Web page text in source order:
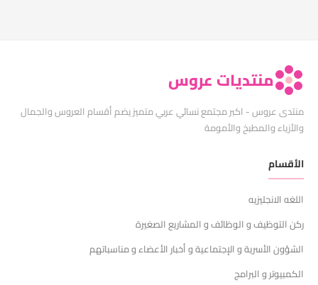
منتديات عروس
منتدى عروس - اكبر مجتمع نسائي عربي متميز يضم أقسام العروس والجمال
والأزياء والمطبخ والأمومة
الأقسام
اللغه الانجليزيه
ركن التوظيف و الوظائف و المشاريع الصغيرة
الشؤون الأسرية و الإجتماعية و أخبار الأعضاء و مناسباتهم
الكمبيوتر و البرامج